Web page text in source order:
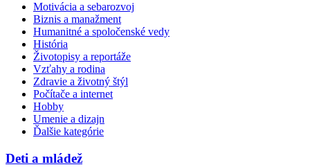
Motivácia a sebarozvoj
Biznis a manažment
Humanitné a spoločenské vedy
História
Životopisy a reportáže
Vzťahy a rodina
Zdravie a životný štýl
Počítače a internet
Hobby
Umenie a dizajn
Ďalšie kategórie
Deti a mládež